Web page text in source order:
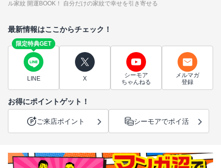
ル家紋 開運BOOK！ 自分だけの家紋で幸せを引き寄せる
最新情報はここからチェック！
限定特典GET
LINE X
シーモア
ちゃんねる
メルマガ
登録
お得にポイントゲット！
ご来店ポイント シーモアでポイ活